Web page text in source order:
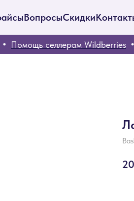
ВопросыСкидки
Помощь селлерам Wildberries